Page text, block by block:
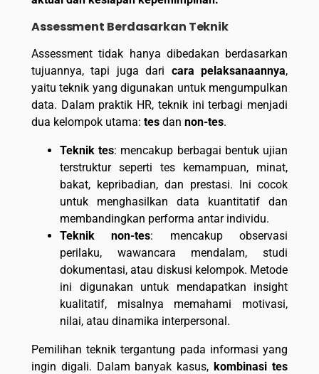
Assessment Berdasarkan Teknik
Assessment tidak hanya dibedakan berdasarkan
tujuannya, tapi juga dari cara pelaksanaannya,
yaitu teknik yang digunakan untuk mengumpulkan
data. Dalam praktik HR, teknik ini terbagi menjadi
dua kelompok utama: tes dan non-tes.
Teknik tes: mencakup berbagai bentuk ujian
terstruktur seperti tes kemampuan, minat,
bakat, kepribadian, dan prestasi. Ini cocok
untuk menghasilkan data kuantitatif dan
membandingkan performa antar individu.
Teknik non-tes: mencakup observasi
perilaku, wawancara mendalam, studi
dokumentasi, atau diskusi kelompok. Metode
ini digunakan untuk mendapatkan insight
kualitatif, misalnya memahami motivasi,
nilai, atau dinamika interpersonal.
Pemilihan teknik tergantung pada informasi yang
ingin digali. Dalam banyak kasus,kombinasi tes